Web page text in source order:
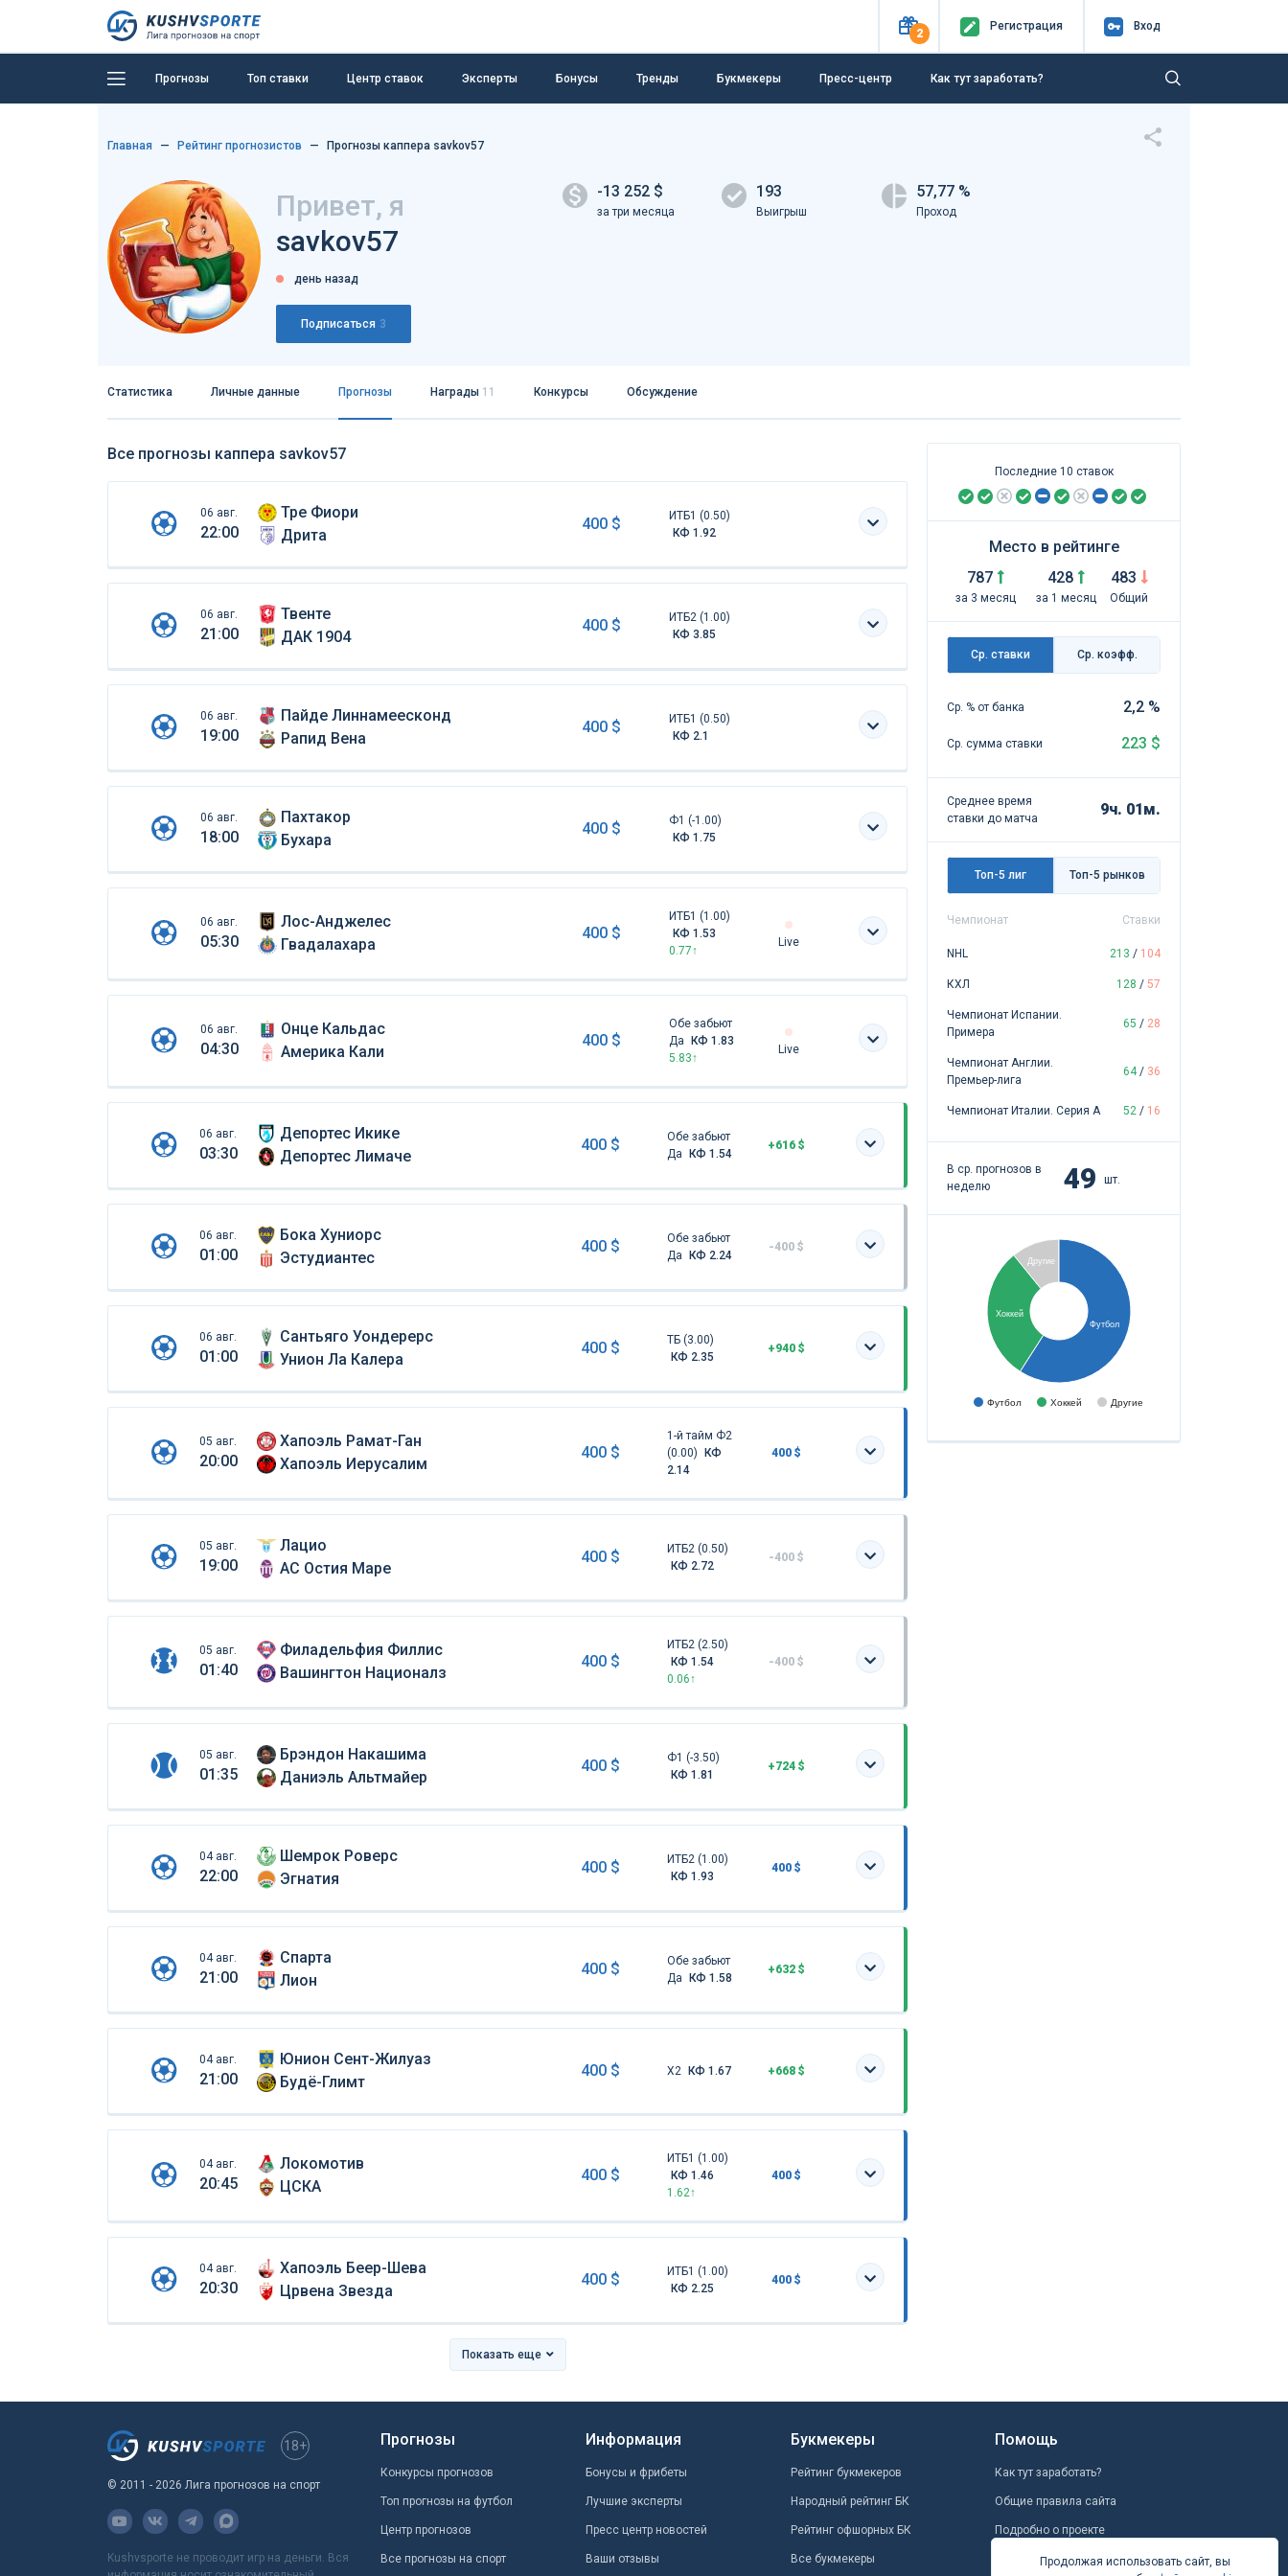
2
Регистрация Вход
Прогнозы Топ ставки Центр ставок Эксперты Бонусы Тренды Букмекеры Пресс-центр Как тут заработать?
Главная Рейтинг прогнозистов Прогнозы каппера savkov57
Привет, я
savkov57
день назад
Подписаться 3
-13 252 $
за три месяца
193
Выигрыш
57,77 %
Проход
Статистика Личные данные Прогнозы Награды 11 Конкурсы Обсуждение
Все прогнозы каппера savkov57
06 авг.
22:00
Тре Фиори
Дрита
400 $
ИТБ1 (0.50)
КФ 1.92
06 авг.
21:00
Твенте
ДАК 1904
400 $
ИТБ2 (1.00)
КФ 3.85
06 авг.
19:00
Пайде Линнамеесконд
Рапид Вена
400 $
ИТБ1 (0.50)
КФ 2.1
06 авг.
18:00
Пахтакор
Бухара
400 $
Ф1 (-1.00)
КФ 1.75
06 авг.
05:30
Лос-Анджелес
Гвадалахара
400 $
ИТБ1 (1.00)
КФ 1.53
0.77↑
Live
06 авг.
04:30
Онце Кальдас
Америка Кали
400 $
Обе забьют
Да КФ 1.83
5.83↑
Live
06 авг.
03:30
Депортес Икике
Депортес Лимаче
400 $
Обе забьют
Да КФ 1.54
+616 $
06 авг.
01:00
Бока Хуниорс
Эстудиантес
400 $
Обе забьют
Да КФ 2.24
-400 $
06 авг.
01:00
Сантьяго Уондерерс
Унион Ла Калера
400 $
ТБ (3.00)
КФ 2.35
+940 $
05 авг.
20:00
Хапоэль Рамат-Ган
Хапоэль Иерусалим
400 $
1-й тайм Ф2
(0.00) КФ
2.14
400 $
05 авг.
19:00
Лацио
АС Остия Маре
400 $
ИТБ2 (0.50)
КФ 2.72
-400 $
05 авг.
01:40
Филадельфия Филлис
Вашингтон Националз
400 $
ИТБ2 (2.50)
КФ 1.54
0.06↑
-400 $
05 авг.
01:35
Брэндон Накашима
Даниэль Альтмайер
400 $
Ф1 (-3.50)
КФ 1.81
+724 $
04 авг.
22:00
Шемрок Роверс
Эгнатия
400 $
ИТБ2 (1.00)
КФ 1.93
400 $
04 авг.
21:00
Спарта
Лион
400 $
Обе забьют
Да КФ 1.58
+632 $
04 авг.
21:00
Юнион Сент-Жилуаз
Будё-Глимт
400 $ Х2 КФ 1.67 +668 $
04 авг.
20:45
Локомотив
ЦСКА
400 $
ИТБ1 (1.00)
КФ 1.46
1.62↑
400 $
04 авг.
20:30
Хапоэль Беер-Шева
Црвена Звезда
400 $
ИТБ1 (1.00)
КФ 2.25
400 $
Показать еще
Последние 10 ставок
Место в рейтинге
787
за 3 месяц
428
за 1 месяц
483
Общий
Ср. ставки Ср. коэфф.
Ср. % от банка 2,2 %
Ср. сумма ставки 223 $
Среднее время
ставки до матча
9ч. 01м.
Топ-5 лиг Топ-5 рынков
Чемпионат Ставки
NHL 213 / 104
КХЛ 128 / 57
Чемпионат Испании.
Примера
65 / 28
Чемпионат Англии.
Премьер-лига
64/ 36
Чемпионат Италии. Серия А 52 / 16
В ср. прогнозов в
неделю
49 шт.
Футбол Хоккей Другие
Другие
Хоккей
Футбол
18+
© 2011 - 2026 Лига прогнозов на спорт
Kushvsporte не проводит игр на деньги. Вся
Прогнозы
Конкурсы прогнозов
Топ прогнозы на футбол
Центр прогнозов
Все прогнозы на спорт
Информация
Бонусы и фрибеты
Лучшие эксперты
Пресс центр новостей
Ваши отзывы
Букмекеры
Рейтинг букмекеров
Народный рейтинг БК
Рейтинг офшорных БК
Все букмекеры
Помощь
Как тут заработать?
Общие правила сайта
Подробно о проекте
Школа ставокПродолжая использовать сайт, вы